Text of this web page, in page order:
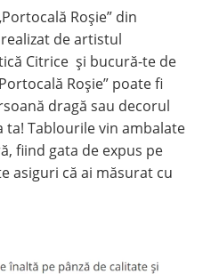
Roșie” din
de artistul
Citrice și bucură-te de
Roșie” poate fi
dragă sau decorul
ta! Tablourile vin ambalate
fiind gata de expus pe
asiguri că ai măsurat cu